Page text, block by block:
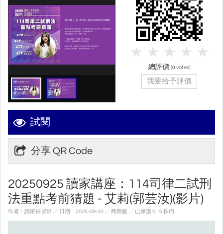
試閱
分享 QR Code
20250925 讀家講座：114司律二試刑
法重點考前猜題 - 艾莉(郭芸汝)(影片)
作者：讀家補習班 ╱ 日期：2025-09-30 ╱ 商務版 ╱ 已保護 0.16 棵樹
總評價 (0 votes)
我要给予評價